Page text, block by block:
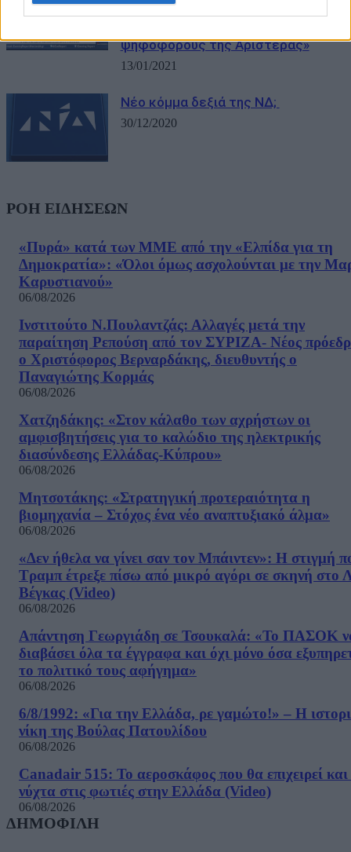
το πρόγραμμά μας αρχίζει και
ψηφοφόρους της Αριστεράς»
13/01/2021
Νέο κόμμα δεξιά της ΝΔ;
30/12/2020
ΡΟΗ ΕΙΔΗΣΕΩΝ
«Πυρά» κατά των ΜΜΕ από την «Ελπίδα για τη
Δημοκρατία»: «Όλοι όμως ασχολούνται με την
Καρυστιανού»
06/08/2026
Ινστιτούτο Ν.Πουλαντζάς: Αλλαγές μετά την
παραίτηση Ρεπούση από τον ΣΥΡΙΖΑ- Νέος
ο Χριστόφορος Βερναρδάκης, διευθυντής ο
Παναγιώτης Κορμάς
06/08/2026
Χατζηδάκης: «Στον κάλαθο των αχρήστων οι
αμφισβητήσεις για το καλώδιο της ηλεκτρικής
διασύνδεσης Ελλάδας-Κύπρου»
06/08/2026
Μητσοτάκης: «Στρατηγική προτεραιότητα η
βιομηχανία – Στόχος ένα νέο αναπτυξιακό άλμα»
06/08/2026
«Δεν ήθελα να γίνει σαν τον Μπάιντεν»: Η στιγμή
Τραμπ έτρεξε πίσω από μικρό αγόρι σε σκηνή στο
Βέγκας (Video)
06/08/2026
Απάντηση Γεωργιάδη σε Τσουκαλά: «Το ΠΑΣΟΚ
διαβάσει όλα τα έγγραφα και όχι μόνο όσα
το πολιτικό τους αφήγημα»
06/08/2026
6/8/1992: «Για την Ελλάδα, ρε γαμώτο!» – Η
νίκη της Βούλας Πατουλίδου
06/08/2026
Canadair 515: Το αεροσκάφος που θα επιχειρεί
νύχτα στις φωτιές στην Ελλάδα (Video)
06/08/2026
ΔΗΜΟΦΙΛΗ